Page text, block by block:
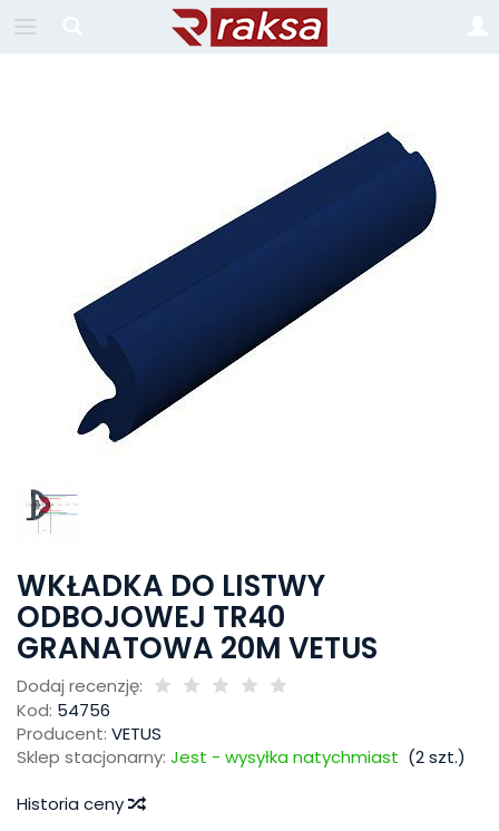
WKŁADKA DO LISTWY
ODBOJOWEJ TR40
GRANATOWA 20M VETUS
Dodaj recenzję:
Kod: 54756
Producent: VETUS
Sklep stacjonarny: Jest - wysyłka natychmiast (2szt.)
Historia ceny